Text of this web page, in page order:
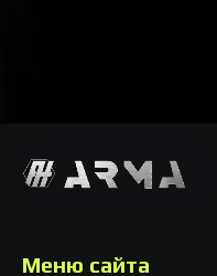
Меню сайта